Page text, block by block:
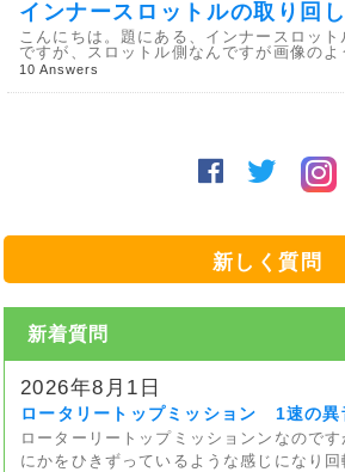
インナースロットルの取り回
こんにちは。題にある、インナースロッ
ですが、スロットル側なんですが画像の
10 Answers
新しく質問
新着質問
2026年8月1日
ロータリートップミッション 1速の異
ローターリートップミッションンなので
にかをひきずっているような感じになり